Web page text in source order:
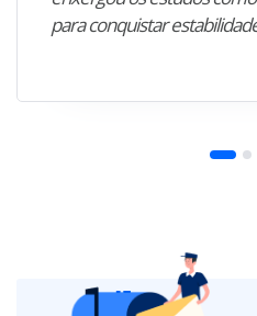
para conquistar